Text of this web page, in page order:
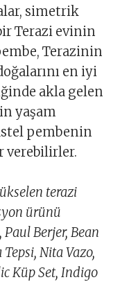
simetrik
Terazi evinin
Terazinin
en iyi
akla gelen
yaşam
pembenin
verebilirler.
terazi
ürünü
Berjer, Bean
Nita Vazo,
Küp Set, Indigo